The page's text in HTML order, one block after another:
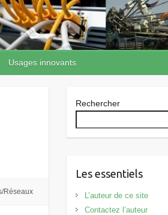
Usages innovants
Réseaux
Rechercher
Les essentiels
L’auteur de ce site
Contactez l’auteur